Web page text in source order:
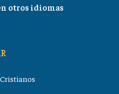
otros idiomas